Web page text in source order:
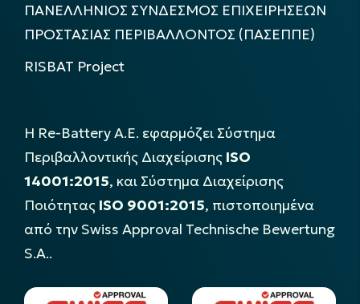
ΠΑΝΕΛΛΗΝΙΟΣ ΣΥΝΔΕΣΜΟΣ ΕΠΙΧΕΙΡΗΣΕΩΝ
ΠΡΟΣΤΑΣΙΑΣ ΠΕΡΙΒΑΛΛΟΝΤΟΣ (ΠΑΣΕΠΠΕ)
RISBAT Project
Η Re-Battery Α.Ε. εφαρμόζει Σύστημα
Περιβαλλοντικής Διαχείρισης ISO
14001:2015, και Σύστημα Διαχείρισης
Ποιότητας ISO 9001:2015, πιστοποιημένα
από την Swiss Approval Technische Bewertung
S.A..